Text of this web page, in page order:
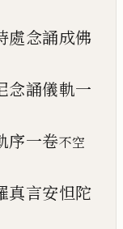
處念誦成佛
念誦儀軌一
序一卷不空
真言安怛陀